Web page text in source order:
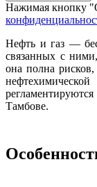
Нажимая кнопку
Нефть и газ —
связанных с
она полна
Тамбове.